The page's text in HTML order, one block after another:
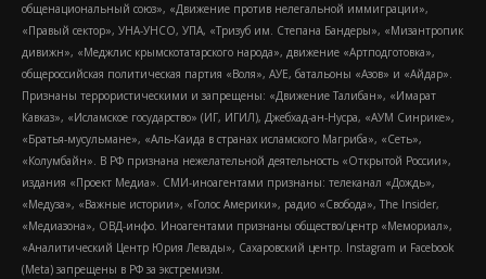
общенациональный союз», «Движение против нелегальной иммиграции»,
«Правый сектор», УНА-УНСО, УПА, «Тризуб им. Степана Бандеры», «Мизантропик
дивижн», «Меджлис крымскотатарского народа», движение «Артподготовка»,
общероссийская политическая партия «Воля», АУЕ, батальоны «Азов» и «Айдар».
Признаны террористическими и запрещены: «Движение Талибан», «Имарат
Кавказ», «Исламское государство» (ИГ, ИГИЛ), Джебхад-ан-Нусра, «АУМ Синрике»,
«Братья-мусульмане», «Аль-Каида в странах исламского Магриба», «Сеть»,
«Колумбайн». В РФ признана нежелательной деятельность «Открытой России»,
издания «Проект Медиа». СМИ-иноагентами признаны: телеканал «Дождь»,
«Медуза», «Важные истории», «Голос Америки», радио «Свобода», The Insider,
«Медиазона», ОВД-инфо. Иноагентами признаны общество/центр «Мемориал»,
«Аналитический Центр Юрия Левады», Сахаровский центр. Instagram и Facebook
(Metа) запрещены в РФ за экстремизм.